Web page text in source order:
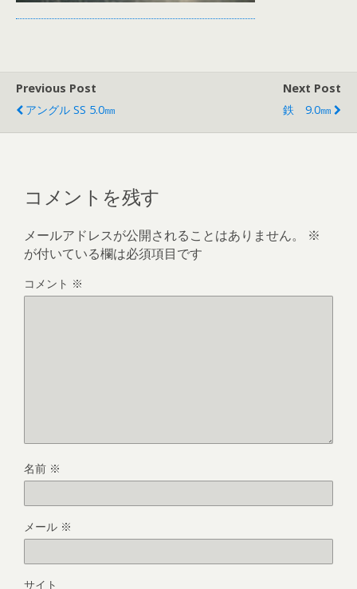
Previous Post
アングル SS 5.0㎜
Next Post
鉄 9.0㎜
コメントを残す
メールアドレスが公開されることはありません。
※
が付いている欄は必須項目です
コメント ※
名前 ※
メール ※
サイト